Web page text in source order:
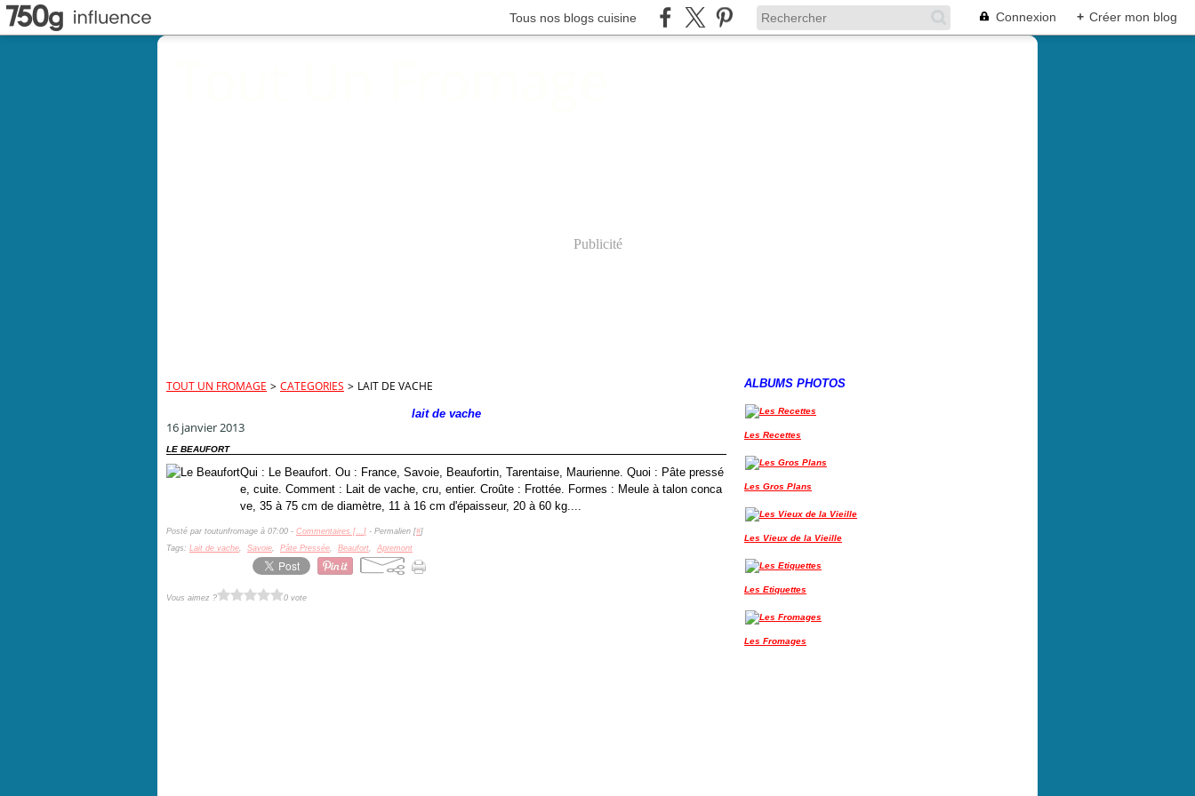
Tous nos blogs cuisine Connexion + Créer mon blog
Publicité
TOUT UN FROMAGE > CATEGORIES > LAIT DE VACHE
lait de vache
16 janvier 2013
LE BEAUFORT
Qui : Le Beaufort. Ou : France, Savoie, Beaufortin, Tarentaise, Maurienne. Quoi : Pâte pressé
e, cuite. Comment : Lait de vache, cru, entier. Croûte : Frottée. Formes : Meule à talon conca
ve, 35 à 75 cm de diamètre, 11 à 16 cm d'épaisseur, 20 à 60 kg....
Posté par toutunfromage à 07:00 - Commentaires […] - Permalien [#]
Tags: Lait de vache, Savoie, Pâte Pressée, Beaufort, Apremont
Vous aimez ? 0 vote
ALBUMS PHOTOS
Les Recettes
Les Gros Plans
Les Vieux de la Vieille
Les Etiquettes
Les Fromages